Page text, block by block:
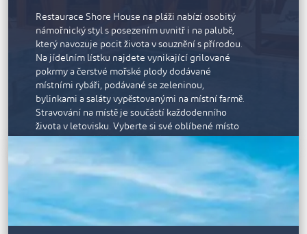
póry a dodá vám pocit revitalizace. K dispozici je
rozsáhlá nabídka hýčkajících lázeňských a
wellness procedur, relaxačních ošetření obličeje a
těla a kosmetický salon.
Můžete si prohlédnout promenádu v Al Marjanu,
která je posetá kavárnami a parky s lavičkami ve
stínu a umožňuje dokonalou projížďku na kole,
procházku při západu slunce, jogging nebo běh.
Pláže na obou stranách ostrova jsou pokryty bílým
pískem a nabízejí přístup k mělkým průzračným
lagunám.
Hotel Rixos Bab Al Bahr se nachází pouhých pět
minut od vesnice Al Hamra s veškerými službami,
30 minut od města Ras Al Khaimah a 45 minut od
Dubaje.
Restaurace Shore House na pláži nabízí osobitý
námořnický styl s posezením uvnitř i na palubě,
který navozuje pocit života v souznění s přírodou.
Na jídelním lístku najdete vynikající grilované
pokrmy a čerstvé mořské plody dodávané
místními rybáři, podávané se zeleninou,
bylinkami a saláty vypěstovanými na místní farmě.
Stravování na místě je součástí každodenního
života v letovisku. Vyberte si své oblíbené místo
na pláži, na blízkém soukromém ostrově nebo ve
své vile a kuchaři pro vás připraví kulinářskou
hostinu, zatímco budete pozorovat západ slunce
nad zálivem.
Soukromé pavilony s úchvatným výhledem na
moře a Arabský záliv poskytují klidné prostředí